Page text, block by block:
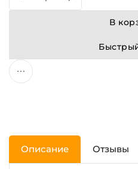
В
Описание Отзывы